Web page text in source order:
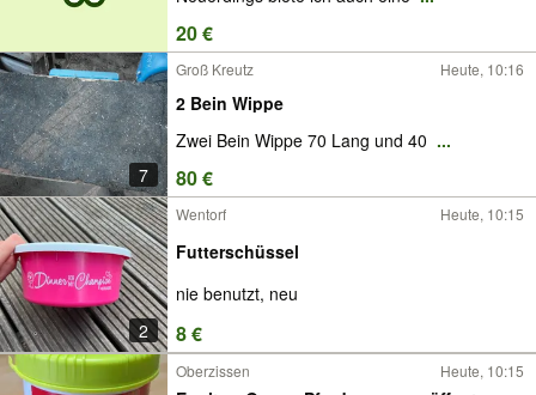
20 €
7
Groß Kreutz Heute, 10:16
2 Bein Wippe
Zwei Bein Wippe 70 Lang und 40 ...
80 €
2
Wentorf Heute, 10:15
Futterschüssel
nie benutzt, neu
8 €
Oberzissen Heute, 10:15